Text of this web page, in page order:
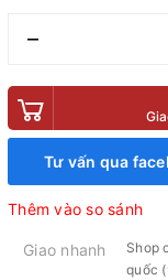
–
Tư vấn qua
Thêm vào so sánh
Giao nhanh
Shop
quốc